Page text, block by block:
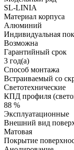
SL-LINIA
Материал корпуса
Алюминий
Индивидуальная
Возможна
Гарантийный срок
3 год(а)
Способ монтажа
Встраиваемый со
Светотехнические
КПД профиля
88 %
Эксплуатационные
Внешний вид
Матовая
Покрытие